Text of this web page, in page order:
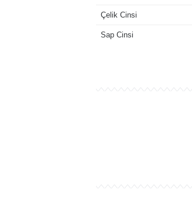
Çelik Cinsi
Sap Cinsi